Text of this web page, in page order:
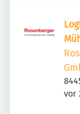
vor